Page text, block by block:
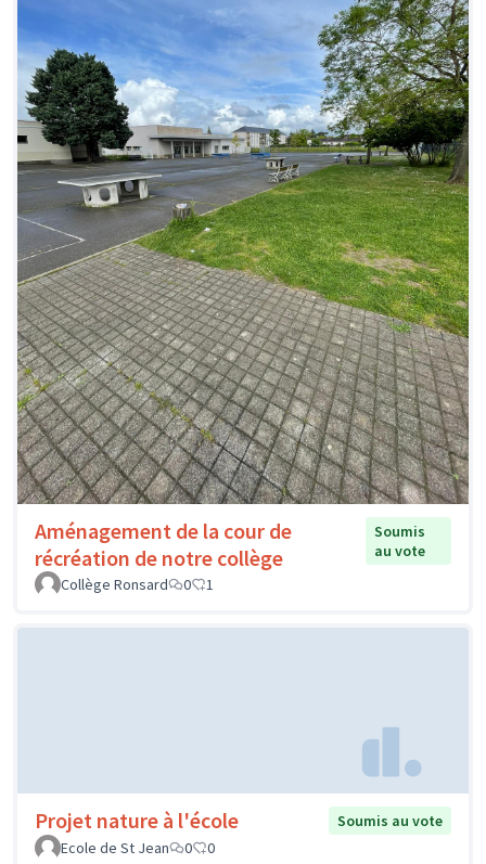
Aménagement de la cour de
récréation de notre collège
Soumis
au vote
Collège Ronsard
0 1
Projet nature à l'école
Soumis au vote
Ecole de St Jean
0 0